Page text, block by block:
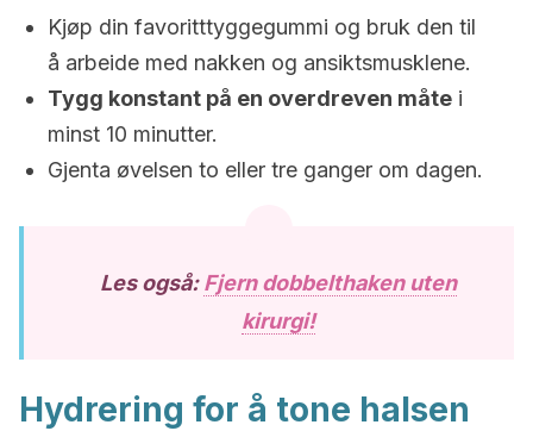
Kjøp din favoritttyggegummi og bruk den til
å arbeide med nakken og ansiktsmusklene.
Tygg konstant på en overdreven måte i
minst 10 minutter.
Gjenta øvelsen to eller tre ganger om dagen.
Les også:Fjern dobbelthaken uten
kirurgi!
Hydrering for å tone halsen